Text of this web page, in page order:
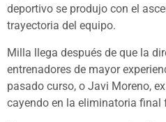
deportivo se produjo con el
trayectoria del equipo.
Milla llega después de que la
entrenadores de mayor
pasado curso, o Javi Moreno,
cayendo en la eliminatoria final